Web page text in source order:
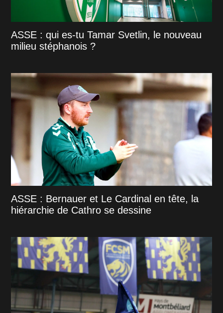
ASSE : qui es-tu Tamar Svetlin, le nouveau
milieu stéphanois ?
ASSE : Bernauer et Le Cardinal en tête, la
hiérarchie de Cathro se dessine